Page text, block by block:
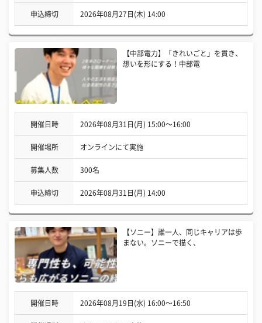
申込締切 2026年08月27日(木) 14:00
【中部電力】「きれいごと」を貫き、
想いを形にする！中部電
開催日時 2026年08月31日(月) 15:00〜16:00
開催場所 オンラインにて実施
募集人数 300名
申込締切 2026年08月31日(月) 14:00
【ソニー】誰一人、同じキャリアは歩
まない。ソニーで描く、
開催日時 2026年08月19日(水) 16:00〜16:50